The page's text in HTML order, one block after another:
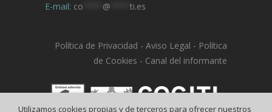
E-mail: co @ ti.es
Política de Privacidad - Aviso Legal - Política
de Cookies - Canal del informante
Utilizamos cookies propias y de terceros para ofrecer nuestros